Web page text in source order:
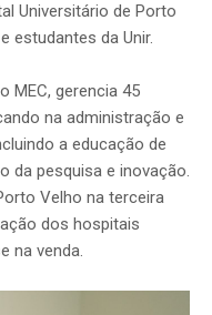
Universitário de Porto
estudantes da Unir.
MEC, gerencia 45
na administração e
a educação de
da pesquisa e inovação.
Velho na terceira
dos hospitais
na venda.